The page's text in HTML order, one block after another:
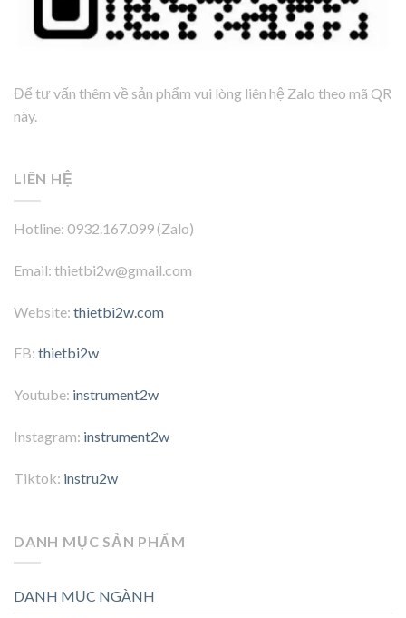
Để tư vấn thêm về sản phẩm vui lòng liên hệ Zalo theo mã QR
này.
LIÊN HỆ
Hotline: 0932.167.099 (Zalo)
Email: thietbi2w@gmail.com
Website: thietbi2w.com
FB: thietbi2w
Youtube: instrument2w
Instagram: instrument2w
Tiktok: instru2w
DANH MỤC SẢN PHẨM
DANH MỤC NGÀNH